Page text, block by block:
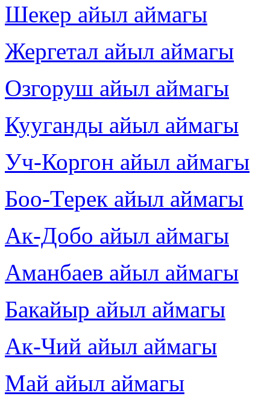
Шекер айыл аймагы
Жергетал айыл аймагы
Озгоруш айыл аймагы
Кууганды айыл аймагы
Уч-Коргон айыл аймагы
Боо-Терек айыл аймагы
Ак-Добо айыл аймагы
Аманбаев айыл аймагы
Бакайыр айыл аймагы
Ак-Чий айыл аймагы
Май айыл аймагы